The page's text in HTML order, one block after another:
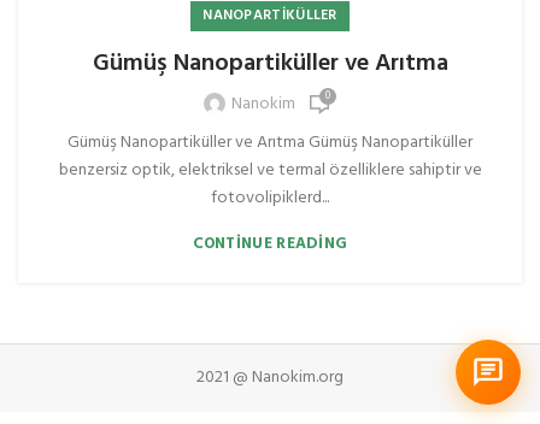
NANOPARTIKÜLLER
Gümüş Nanopartiküller ve Arıtma
Nanokim 0
Gümüş Nanopartiküller ve Arıtma Gümüş Nanopartiküller
benzersiz optik, elektriksel ve termal özelliklere sahiptir ve
fotovolipiklerd...
CONTINUE READING
2021 @ Nanokim.org